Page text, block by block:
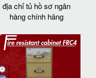
địa chỉ tủ hồ sơ ngân
hàng chính hãng